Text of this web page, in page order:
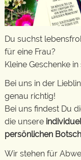
Du suchst
für eine Frau?
Kleine Geschenke
Bei uns in der
genau richtig!
Bei uns findest Du
die unsere
persönlichen
Wir stehen für